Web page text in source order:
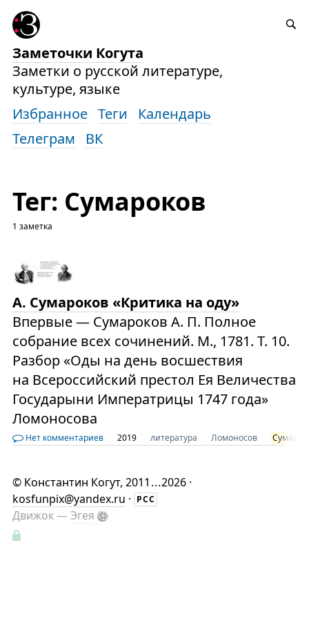
Заметочки Когута
Заметки о русской литературе,
культуре, языке
Избранное Теги
Календарь
Телеграм
ВК
Тег: Сумароков
1 заметка
А. Сумароков «Критика на оду»
Впервые — Сумароков А. П. Полное
собрание всех сочинений. М., 1781. Т. 10.
Разбор «Оды на день восшествия
на Всероссийский престол Ея Величества
Государыни Императрицы 1747 года»
Ломоносова
Нет комментариев 2019 литература Ломоносов
© Константин Когут, 2011 ...2026 ·
kosfunpix@yandex.ru · РСС
Движок —Эгея